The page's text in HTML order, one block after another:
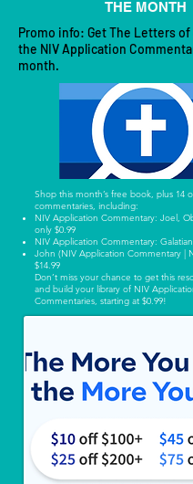
THE MONTH
Promo info: Get The Letters
the NIV Application
month.
Shop this month’s free book, plus 14
commentaries, including:
NIV Application Commentary: Joel,
only $0.99
NIV Application Commentary:
John (NIV Application Commentary |
$14.99
Don’t miss your chance to get this
and build your library of NIV
Commentaries, starting at $0.99!